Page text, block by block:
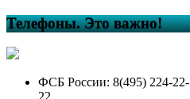
Телефоны. Это важно!
ФСБ России: 8(495) 224-22-